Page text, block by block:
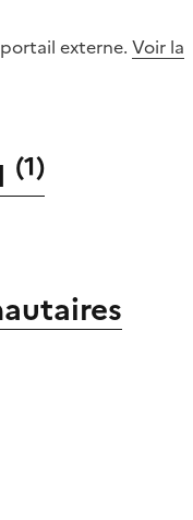
externe. Voir la
(1)